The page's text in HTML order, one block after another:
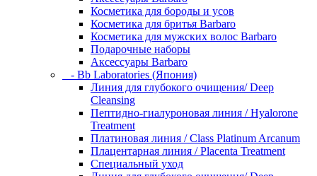
Косметика для бороды и усов
Косметика для бритья Barbaro
Косметика для мужских волос Barbaro
Подарочные наборы
Аксессуары Barbaro
- Bb Laboratories (Япония)
Линия для глубокого очищения/ Deep
Cleansing
Пептидно-гиалуроновая линия / Hyalorone
Treatment
Платиновая линия / Class Platinum Arcanum
Плацентарная линия / Placenta Treatment
Специальный уход